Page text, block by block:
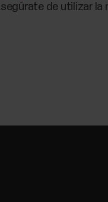
de utilizar